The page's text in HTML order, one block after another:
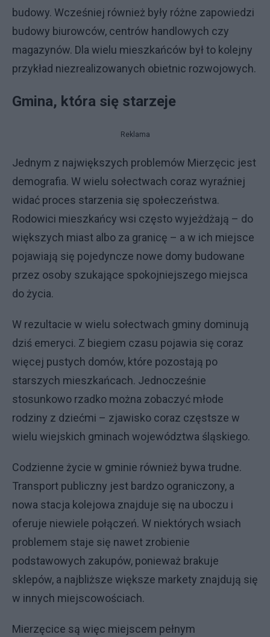
budowy. Wcześniej również były różne zapowiedzi
budowy biurowców, centrów handlowych czy
magazynów. Dla wielu mieszkańców był to kolejny
przykład niezrealizowanych obietnic rozwojowych.
Gmina, która się starzeje
Reklama
Jednym z największych problemów Mierzęcic jest
demografia. W wielu sołectwach coraz wyraźniej
widać proces starzenia się społeczeństwa.
Rodowici mieszkańcy wsi często wyjeżdżają – do
większych miast albo za granicę – a w ich miejsce
pojawiają się pojedyncze nowe domy budowane
przez osoby szukające spokojniejszego miejsca
do życia.
W rezultacie w wielu sołectwach gminy dominują
dziś emeryci. Z biegiem czasu pojawia się coraz
więcej pustych domów, które pozostają po
starszych mieszkańcach. Jednocześnie
stosunkowo rzadko można zobaczyć młode
rodziny z dziećmi – zjawisko coraz częstsze w
wielu wiejskich gminach województwa śląskiego.
Codzienne życie w gminie również bywa trudne.
Transport publiczny jest bardzo ograniczony, a
nowa stacja kolejowa znajduje się na uboczu i
oferuje niewiele połączeń. W niektórych wsiach
problemem staje się nawet zrobienie
podstawowych zakupów, ponieważ brakuje
sklepów, a najbliższe większe markety znajdują się
w innych miejscowościach.
Mierzęcice są więc miejscem pełnym